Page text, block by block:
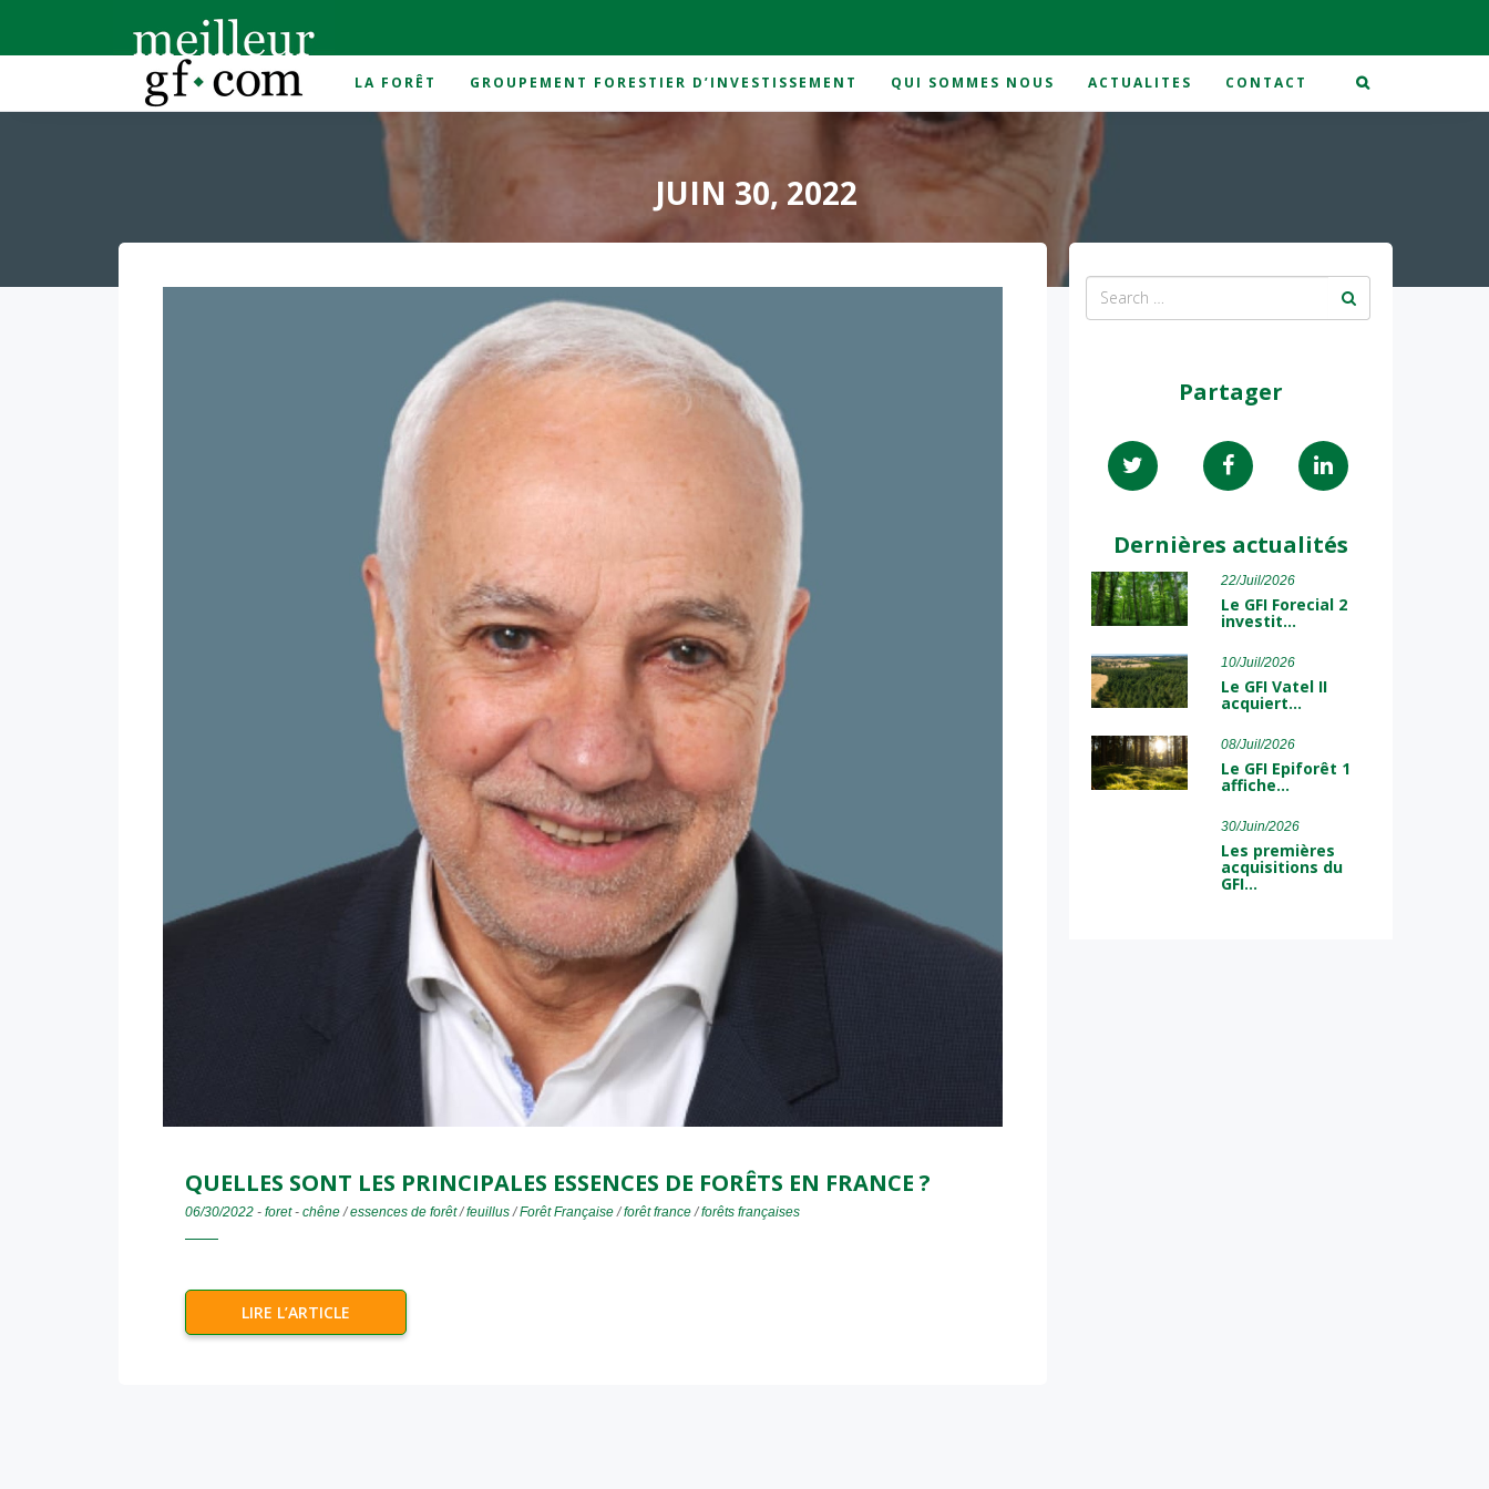
LA FORÊT GROUPEMENT FORESTIER D’INVESTISSEMENT QUI SOMMES NOUS ACTUALITES CONTACT
Accueil> 2022>juin>30
JUIN 30, 2022
QUELLES SONT LES PRINCIPALES ESSENCES DE FORÊTS EN FRANCE ?
06/30/2022 - foret- chêne /essences de forêt/feuillus /Forêt Française /forêt france /forêts françaises
LIRE L’ARTICLE
Partager
Dernières actualités
22/Juil/2026
Le GFI Forecial 2
investit…
10/Juil/2026
Le GFI Vatel II
acquiert…
08/Juil/2026
Le GFI Epiforêt 1
affiche…
30/Juin/2026
Les premières
acquisitions du
GFI…